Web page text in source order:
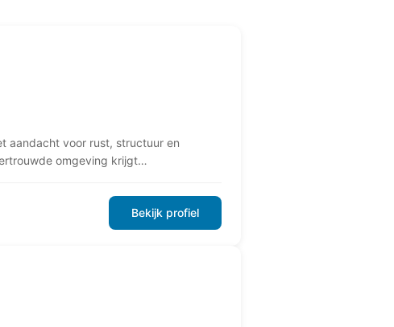
aandacht voor rust, structuur en
omgeving krijgt…
Bekijk profiel